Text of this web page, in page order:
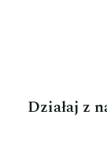
Działaj z